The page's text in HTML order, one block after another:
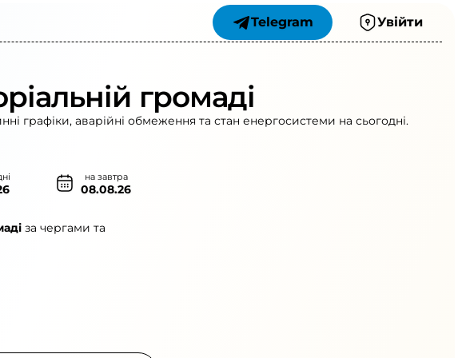
Telegram Увійти
громаді
графіки, аварійні обмеження та стан енергосистеми на сьогодні.
на завтра
08.08.26
за чергами та